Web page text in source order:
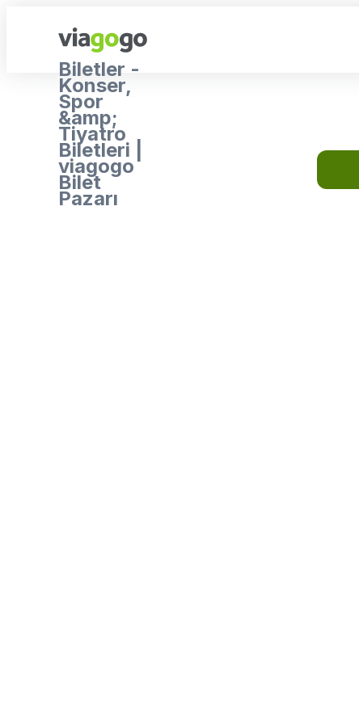
Biletler -
Konser,
Spor
&amp;
Tiyatro
Biletleri |
viagogo
Bilet
Pazarı